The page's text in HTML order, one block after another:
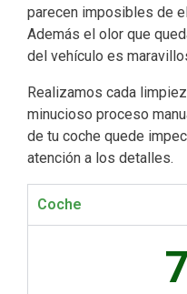
parecen imposibles de
Además el olor que
del vehículo es
Realizamos cada
minucioso proceso
de tu coche quede
atención a los detalles.
Coche